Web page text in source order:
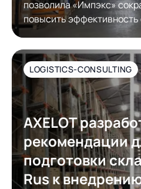
позволила «Импэкс»
повысить эффективность
требования
LOGISTICS-CONSULTING
AXELOT
рекомендации
подготовки
Rus к